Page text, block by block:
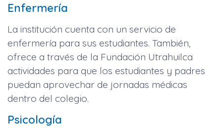
Enfermería
La institución cuenta con un servicio de
enfermería para sus estudiantes. También,
ofrece a través de la Fundación Utrahuilca
actividades para que los estudiantes y padres
puedan aprovechar de jornadas médicas
dentro del colegio.
Psicología